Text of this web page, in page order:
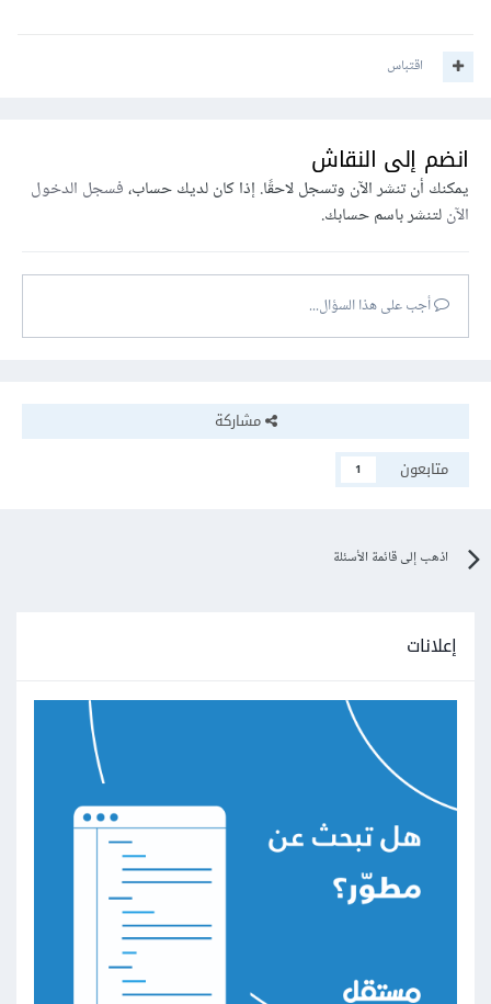
اقتباس
انضم إلى النقاش
يمكنك أن تنشر الآن وتسجل لاحقًا. إذا كان لديك حساب،فسجل الدخول
الآنلتنشر باسم حسابك.
أجب على هذا السؤال...
مشاركة
متابعون
1
اذهب إلى قائمة الأسئلة
إعلانات